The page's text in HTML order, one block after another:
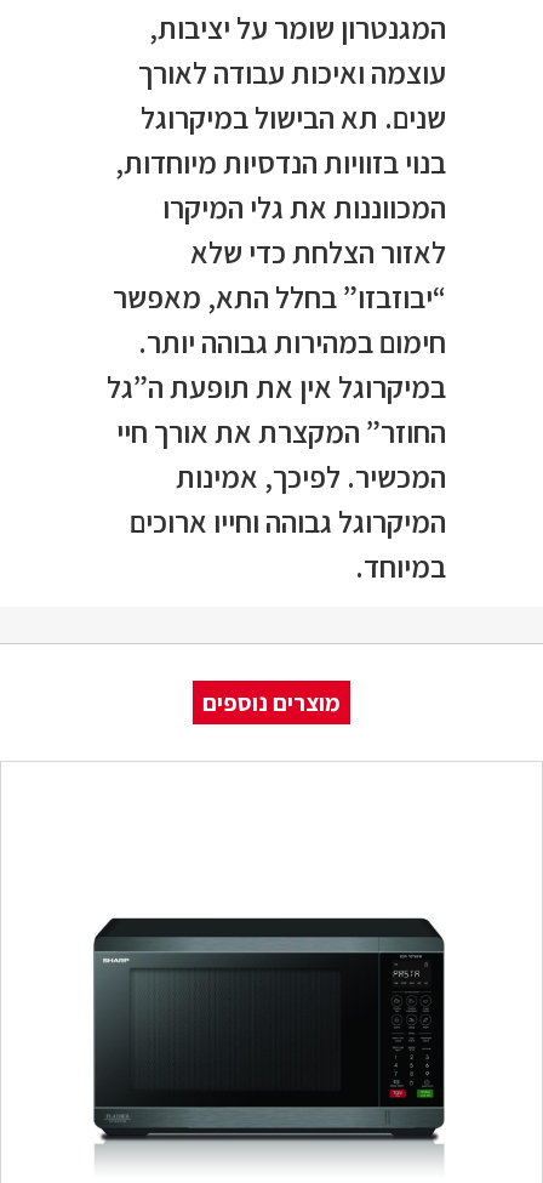
המגנטרון שומר על יציבות,
עוצמה ואיכות עבודה לאורך
שנים. תא הבישול במיקרוגל
בנוי בזוויות הנדסיות מיוחדות,
המכווננות את גלי המיקרו
לאזור הצלחת כדי שלא
“יבוזבזו” בחלל התא, מאפשר
חימום במהירות גבוהה יותר.
במיקרוגל אין את תופעת ה”גל
החוזר” המקצרת את אורך חיי
המכשיר. לפיכך, אמינות
המיקרוגל גבוהה וחייו ארוכים
במיוחד.
מוצרים נוספים